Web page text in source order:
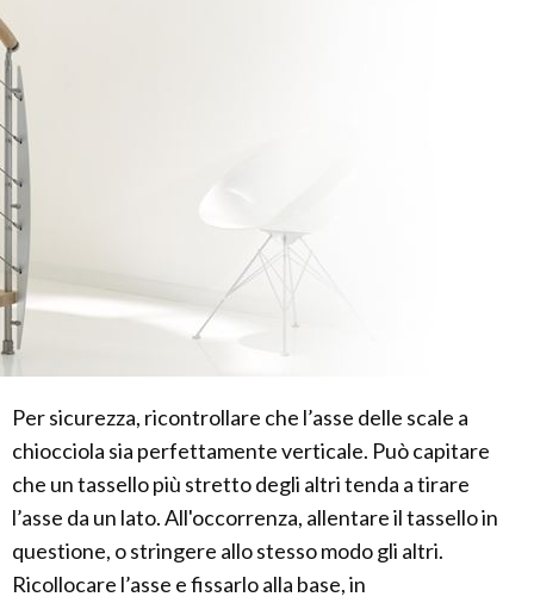
Per sicurezza, ricontrollare che l’asse delle scale a
chiocciola sia perfettamente verticale. Può capitare
che un tassello più stretto degli altri tenda a tirare
l’asse da un lato. All'occorrenza, allentare il tassello in
questione, o stringere allo stesso modo gli altri.
Ricollocare l’asse e fissarlo alla base, in